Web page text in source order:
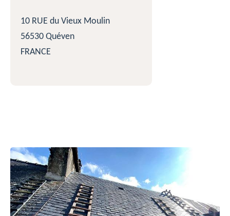
10 RUE du Vieux Moulin
56530 Quéven
FRANCE